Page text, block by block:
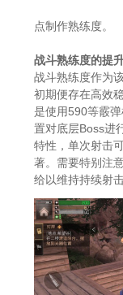
点制作熟练度。
战斗熟练度的提
战斗熟练度作为
初期便存在高效
是使用590等霰
置对底层Boss进
特性，单次射击
著。需要特别注
给以维持持续射击